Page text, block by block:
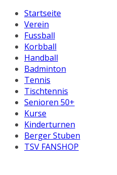
Startseite
Verein
Fussball
Korbball
Handball
Badminton
Tennis
Tischtennis
Senioren 50+
Kurse
Kinderturnen
Berger Stuben
TSV FANSHOP